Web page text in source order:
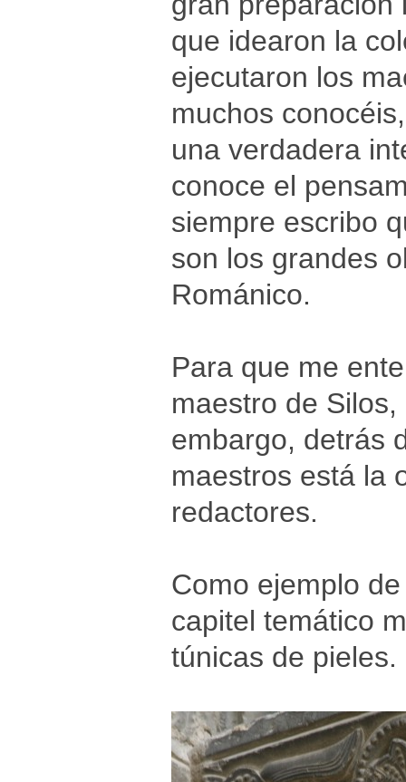
que idearon la
ejecutaron los
muchos
una verdadera
conoce el
siempre escribo
son los grandes
Románico.
Para que me
maestro de
embargo, detrás
maestros está la
redactores.
Como ejemplo
capitel temático
túnicas de pieles.